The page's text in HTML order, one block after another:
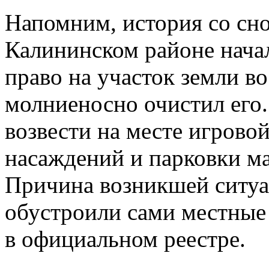
Напомним, история со
Калининском районе
право на участок земли
молниеносно очистил
возвести на месте
насаждений и парковки
Причина возникшей
обустроили сами
в официальном реестре.